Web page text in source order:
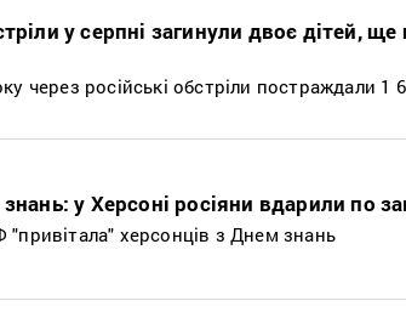
у серпні загинули двоє дітей,
через російські обстріли постраждали 1
у Херсоні росіяни вдарили по
херсонців з Днем знань